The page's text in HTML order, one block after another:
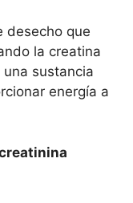
desecho que
la creatina
sustancia
energía a